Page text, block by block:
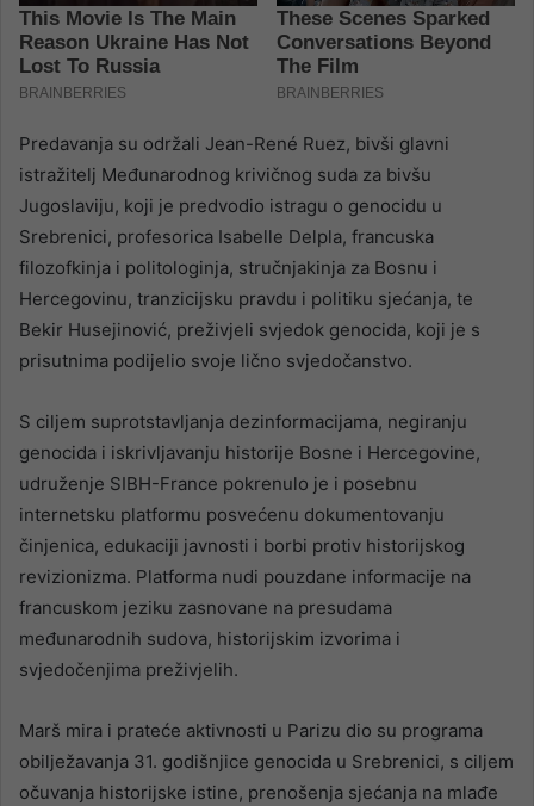
Predavanja su održali Jean-René Ruez, bivši glavni
istražitelj Međunarodnog krivičnog suda za bivšu
Jugoslaviju, koji je predvodio istragu o genocidu u
Srebrenici, profesorica Isabelle Delpla, francuska
filozofkinja i politologinja, stručnjakinja za Bosnu i
Hercegovinu, tranzicijsku pravdu i politiku sjećanja, te
Bekir Husejinović, preživjeli svjedok genocida, koji je s
prisutnima podijelio svoje lično svjedočanstvo.
S ciljem suprotstavljanja dezinformacijama, negiranju
genocida i iskrivljavanju historije Bosne i Hercegovine,
udruženje SIBH-France pokrenulo je i posebnu
internetsku platformu posvećenu dokumentovanju
činjenica, edukaciji javnosti i borbi protiv historijskog
revizionizma. Platforma nudi pouzdane informacije na
francuskom jeziku zasnovane na presudama
međunarodnih sudova, historijskim izvorima i
svjedočenjima preživjelih.
Marš mira i prateće aktivnosti u Parizu dio su programa
obilježavanja 31. godišnjice genocida u Srebrenici, s ciljem
očuvanja historijske istine, prenošenja sjećanja na mlađe